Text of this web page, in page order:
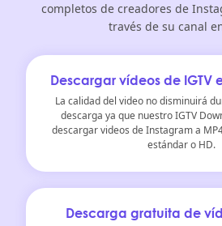
completos de creadores de
través de su canal
Descargar vídeos de
La calidad del video no disminuirá
descarga ya que nuestro IGTV
descargar videos de Instagram a
estándar o HD.
Descarga gratuita de